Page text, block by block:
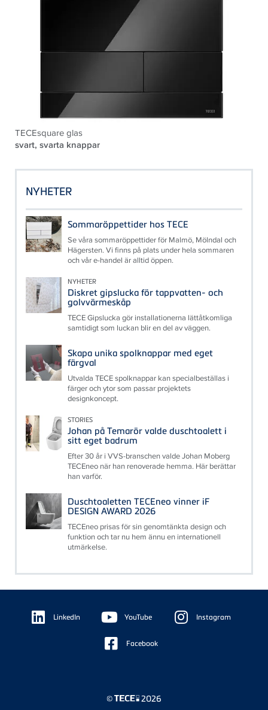
TECEsquare glas
svart, svarta knappar
NYHETER
Sommaröppettider hos TECE
Se våra sommaröppettider för Malmö, Mölndal och
Hägersten. Vi finns på plats under hela sommaren
och vår e-handel är alltid öppen.
NYHETER
Diskret gipslucka för tappvatten- och
golvvärmeskåp
TECE Gipslucka gör installationerna lättåtkomliga
samtidigt som luckan blir en del av väggen.
Skapa unika spolknappar med eget
färgval
Utvalda TECE spolknappar kan specialbeställas i
färger och ytor som passar projektets
designkoncept.
STORIES
Johan på Temarör valde duschtoalett i
sitt eget badrum
Efter 30 år i VVS-branschen valde Johan Moberg
TECEneo när han renoverade hemma. Här berättar
han varför.
Duschtoaletten TECEneo vinner iF
DESIGN AWARD 2026
TECEneo prisas för sin genomtänkta design och
funktion och tar nu hem ännu en internationell
utmärkelse.
Floating
Sidebar LinkedIn YouTube Instagram
Facebook
© 2026